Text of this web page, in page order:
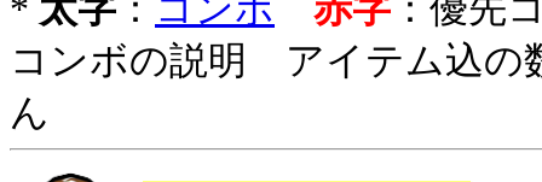
* 太字 ： コンボ 赤字 ：優先
コンボの説明 アイテム込の
ん